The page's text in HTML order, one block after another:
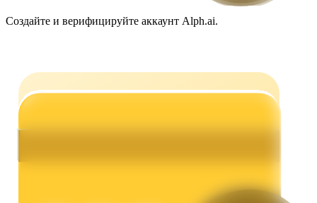
Заработок
Создайте и верифицируйте аккаунт Alph.ai.